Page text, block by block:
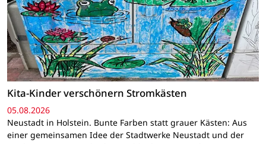
Kita-Kinder verschönern Stromkästen
05.08.2026
Neustadt in Holstein. Bunte Farben statt grauer Kästen: Aus
einer gemeinsamen Idee der Stadtwerke Neustadt und der